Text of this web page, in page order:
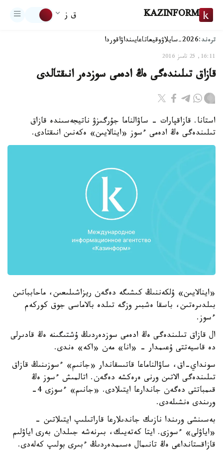
KAZINFORM ق ز
ترەند:2026-سايلاۋ وقيعاتاعايىنداۋاقوردا
16:11, 25 تامىز 2016
قازاق تىلىندەگى ەڭ ادەمى سوزدەر انىقتالدى
استانا. قازاقپارات - ساۋالناما جۇرگىزۋ ناتيجەسىندە قازاق
تىلىندەگى ەڭ ادەمى ءسوز «اينالايىن» ەكەنىن انىقتادى.
«اينالايىن» ۇلكەننىڭ كىشىگە دەگەن ريزاشىلىعىن، ماحابباتىن
بىلدىرەتىن، باسقا ەشبىر وزگە تىلدە بالاماسى جوق كوركەم
ءسوز.
ال قازاق تىلىندەگى ەڭ ادەمى سوزدەردىڭ ۇشتىگىنە ەڭ قادىرلى
دە قاسيەتتى ۇعىمدار - «انا» مەن «اكە» ەندى.
سونداي-اق، ساۋالناماعا قاتىسقاندار «جانىم» ءسوزىنىڭ قازاق
تىلىندەگى الاتىن ورنى ەرەكشە دەگەن. اتالمىش ءسوز ەڭ
قىمباتتى دەگەن جاندارعا ايتىلادى. «جانىم» ءسوزى 4-
ورىندى ەنشىلەدى.
بەسىنشى ورىندا نازىك جاندىلارعا قاراتىلىپ ايتىلاتىن -
«اياۋلى» ءسوزى. ايتا كەتەيىك، بىرنەشە جىلدان بەرى اياۋلىم
قازاقستانداعى ەڭ تانىمال ەسىمدەردىڭ ءبىرى بولىپ كەلەدى.